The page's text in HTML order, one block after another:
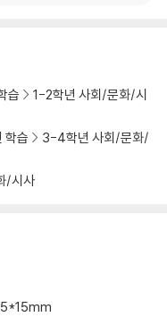
습
1-2학년 사회/문화/시
습
3-4학년 사회/문화/
/시사